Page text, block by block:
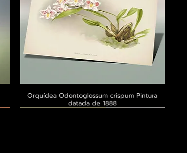
Visualização rápida
Orquídea Odontoglossum crispum Pintura
datada de 1888